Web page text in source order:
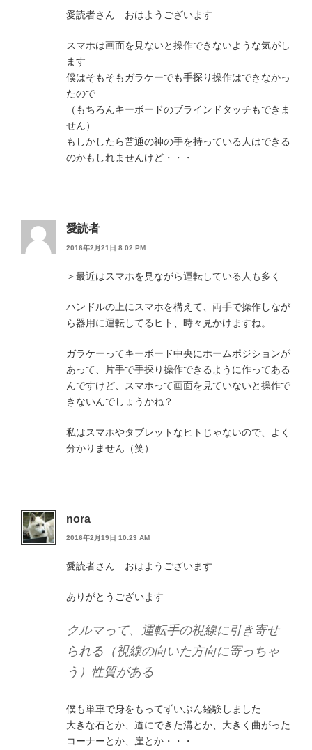
愛読者さん おはようございます
スマホは画面を見ないと操作できないような気がし
ます
僕はそもそもガラケーでも手探り操作はできなかっ
たので
（もちろんキーボードのブラインドタッチもできま
せん）
もしかしたら普通の神の手を持っている人はできる
のかもしれませんけど・・・
愛読者
2016年2月21日 8:02 PM
＞最近はスマホを見ながら運転している人も多く
ハンドルの上にスマホを構えて、両手で操作しなが
ら器用に運転してるヒト、時々見かけますね。
ガラケーってキーボード中央にホームポジションが
あって、片手で手探り操作できるように作ってある
んですけど、スマホって画面を見ていないと操作で
きないんでしょうかね？
私はスマホやタブレットなヒトじゃないので、よく
分かりません（笑）
nora
2016年2月19日 10:23 AM
愛読者さん おはようございます
ありがとうございます
クルマって、運転手の視線に引き寄せ
られる（視線の向いた方向に寄っちゃ
う）性質がある
僕も単車で身をもってずいぶん経験しました
大きな石とか、道にできた溝とか、大きく曲がった
コーナーとか、崖とか・・・